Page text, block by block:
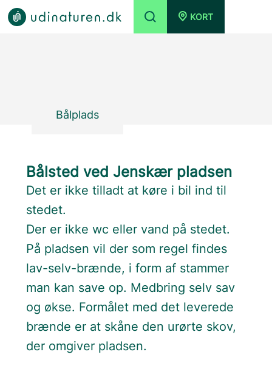
KORT
Bålplads
Bålsted ved Jenskær pladsen
Det er ikke tilladt at køre i bil ind til
stedet.
Der er ikke wc eller vand på stedet.
På pladsen vil der som regel findes
lav-selv-brænde, i form af stammer
man kan save op. Medbring selv sav
og økse. Formålet med det leverede
brænde er at skåne den urørte skov,
der omgiver pladsen.